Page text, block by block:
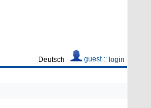
Deutsch guest :: login